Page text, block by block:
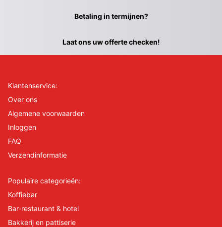
Betaling in termijnen?
Laat ons uw offerte checken!
Klantenservice:
Over ons
Algemene voorwaarden
Inloggen
FAQ
Verzendinformatie
Populaire categorieën:
Koffiebar
Bar-restaurant & hotel
Bakkerij en pattiserie